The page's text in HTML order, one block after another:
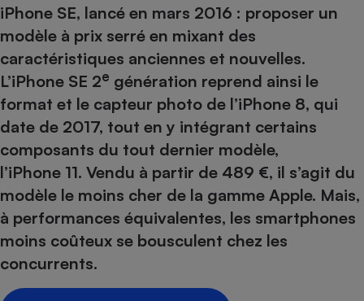
iPhone SE, lancé en mars 2016 : proposer un
modèle à prix serré en mixant des
caractéristiques anciennes et nouvelles.
L’iPhone SE 2e génération reprend ainsi le
format et le capteur photo de l’iPhone 8, qui
date de 2017, tout en y intégrant certains
composants du tout dernier modèle,
l’iPhone 11. Vendu à partir de 489 €, il s’agit du
modèle le moins cher de la gamme Apple. Mais,
à performances équivalentes, les smartphones
moins coûteux se bousculent chez les
concurrents.
Sécurité - Hygiène
Supermarché - Drive
Assurance
Banque - Crédit
Epargne - Fiscalité
Circulation routière
Contrôle technique -
Pièce détachée
Moto
Supermarché - Drive
Comparatif
Comparatif plaque à
Comparatif hotte
Comparatif climatiseur
Comparatif aspirateur
Comparatif aspirateur
Comparatif cafetière
Électricité - Gaz
Comparatif casque audio
Comparatif barre de son
Comparatif imprimante
Comparatif ordinateur
Comparatif ultrabook
Comparatif tablette
Image et son
Crédit immobilier
Comparatif tondeuse
Comparatif poêle à
Comparatif radiateur
Aménagement
Bricolage - Jardinage
Produit d'entretien
Hygiène - Beauté
Maladie - Médecine -
Système de santé -
Maison de retraite
Retraite
Choisir son fioul
Choisir son pellet
Comparateur assurance emprunteur
Energie Moins Chère Ensemble
Tous les comparateurs
Toutes les cartes interactives
connexion Internet